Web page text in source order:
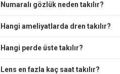
Numaralı gözlük neden takılır?
Hangi ameliyatlarda dren takılır?
Hangi perde üste takılır?
Lens en fazla kaç saat takılır?